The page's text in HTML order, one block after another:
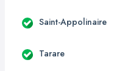
Saint-Appolinaire
Tarare